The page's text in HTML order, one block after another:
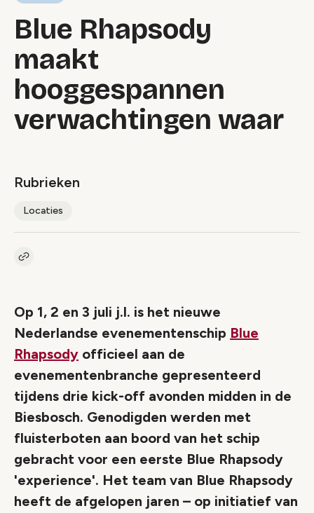
Blue Rhapsody
maakt
hooggespannen
verwachtingen waar
Rubrieken
Locaties
Kopieer link naar artikel
Op 1, 2 en 3 juli j.l. is het nieuwe
Nederlandse evenementenschip Blue
Rhapsody officieel aan de
evenementenbranche gepresenteerd
tijdens drie kick-off avonden midden in de
Biesbosch. Genodigden werden met
fluisterboten aan boord van het schip
gebracht voor een eerste Blue Rhapsody
'experience'. Het team van Blue Rhapsody
heeft de afgelopen jaren – op initiatief van